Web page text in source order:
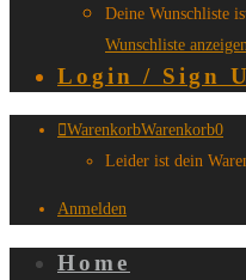
Deine Wunschliste
Wunschliste
Login / Sign
WarenkorbWarenkorb0
Leider ist dein
Anmelden
Home